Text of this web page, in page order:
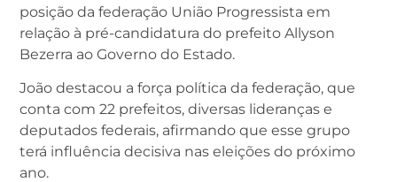
posição da federação União Progressista em
relação à pré-candidatura do prefeito Allyson
Bezerra ao Governo do Estado.
João destacou a força política da federação, que
conta com 22 prefeitos, diversas lideranças e
deputados federais, afirmando que esse grupo
terá influência decisiva nas eleições do próximo
ano.